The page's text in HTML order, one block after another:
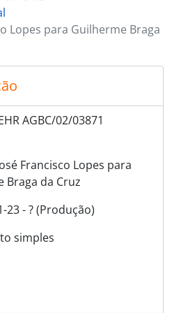
de João Cavalheiro para Guilherme Braga da Cruz, 1959-01-27 - ?
Arnaldo Pinheiro Torres para Guilherme Braga da Cruz, 1959-01-27 - ?
Mário de Albuquerque para Guilherme Braga da Cruz, 1959-01-29 - ?
de José de Alpuim para Guilherme Braga da Cruz, 1959-02-01 - ?
Viriato Ferreira de Castro para Guilherme Braga da Cruz, 1959-02-02 - ?
Francisco Alves Ferreira para Guilherme Braga da Cruz, 1959-02-03 - ?
Sanches Afonso para Guilherme Braga da Cruz, 1959-02-04 - ?
de Adérito Sedas Nunes para Guilherme Braga da Cruz, 1959-02-07 - ?
António Pereira Coutinho para Guilherme Braga da Cruz, 1959-02-08 - ?
de António Botelho para Guilherme Braga da Cruz, 1959-02-10 - ?
António Pereira Coutinho para Guilherme Braga da Cruz, 1959-02-11 - ?
[da Silva], bispo de Tiava e auxiliar de Lisboa, para Guilherme Braga da Cruz, 1959-02-12 - ?
Adriano Vaz Serra para Guilherme Braga da Cruz, 1959-02-13 - ?
de Luis Legaz para Guilherme Braga da Cruz, 1959-02-18 - ?
de Álvaro d'Ors para Guilherme Braga da Cruz, 1959-02-18 - ?
de Guilherme Braga da Cruz para Simeão Pinto de Mesquita, 1959-02-19 - ?
Lopes para Guilherme Braga
AGBC/02/03871
Francisco Lopes para
Braga da Cruz
23 - ? (Produção)
simples